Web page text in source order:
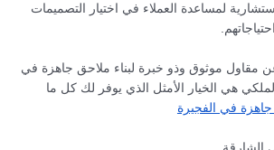
لمساعدة العملاء في اختيار التصميمات
مقاول موثوق وذو خبرة لبناء ملاحق جاهزة في
هي الخيار الأمثل الذي يوفر لك كل ما
جاهزة في الفجيرة